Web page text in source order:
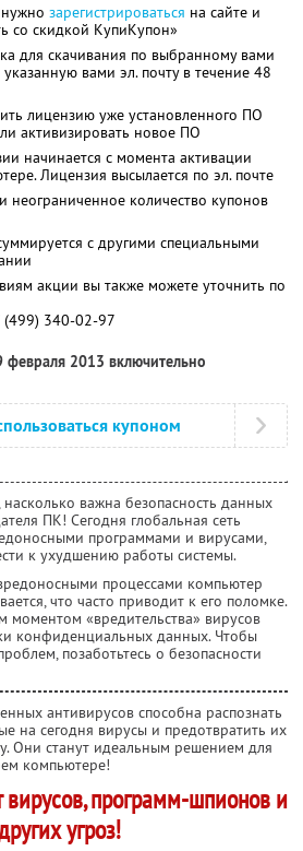
зарегистрироваться на сайте и
со скидкой КупиКупон»
для скачивания по выбранному вами
вами эл. почту в течение 48
лицензию уже установленного ПО
активизировать новое ПО
начинается с момента активации
Лицензия высылается по эл. почте
неограниченное количество купонов
с другими специальными
акции вы также можете уточнить по
(499) 340-02-97
февраля 2013 включительно
купоном
важна безопасность данных
ПК! Сегодня глобальная сеть
программами и вирусами,
к ухудшению работы системы.
процессами компьютер
что часто приводит к его поломке.
«вредительства» вирусов
конфиденциальных данных. Чтобы
позаботьтесь о безопасности
антивирусов способна распознать
на сегодня вирусы и предотвратить их
Они станут идеальным решением для
компьютере!
программ-шпионов и
угроз!